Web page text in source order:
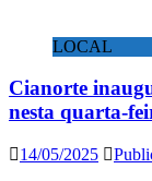
LOCAL
Cianorte
nesta quarta-
14/05/2025